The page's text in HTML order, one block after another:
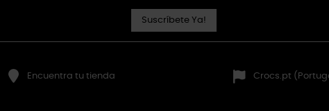
Suscríbete Ya!
Encuentra tu tienda Crocs.pt